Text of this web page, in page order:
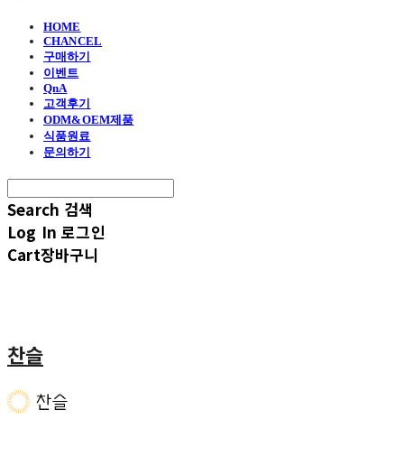
HOME
CHANCEL
구매하기
이벤트
QnA
고객후기
ODM&OEM제품
식품원료
문의하기
Search 검색
Log In 로그인
Cart장바구니
찬슬